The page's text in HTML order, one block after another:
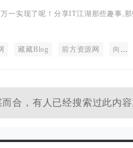
一实现了呢！分享IT江湖那些趣事,那
不释手的应用软件!（原诸葛藏藏Blog
藏藏Blog 前方资源网 向前资源网
合，有人已经搜索过此内